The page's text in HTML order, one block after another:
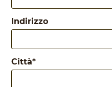
Indirizzo
Città*